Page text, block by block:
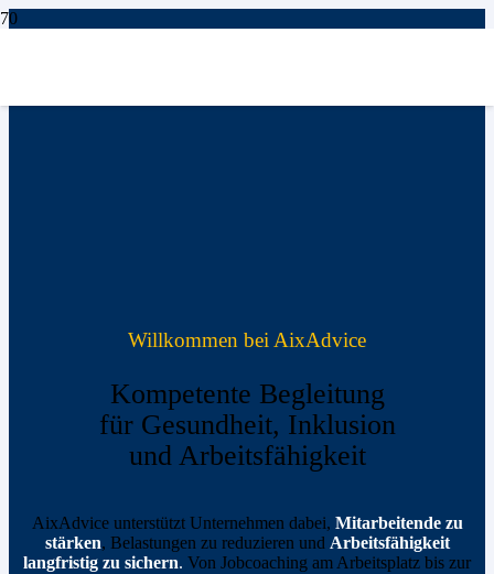
Willkommen bei AixAdvice
Kompetente Begleitung
für Gesundheit, Inklusion
und Arbeitsfähigkeit
AixAdvice unterstützt Unternehmen dabei, Mitarbeitende zu
stärken, Belastungen zu reduzieren und Arbeitsfähigkeit
langfristig zu sichern. Von Jobcoaching am Arbeitsplatz bis zur